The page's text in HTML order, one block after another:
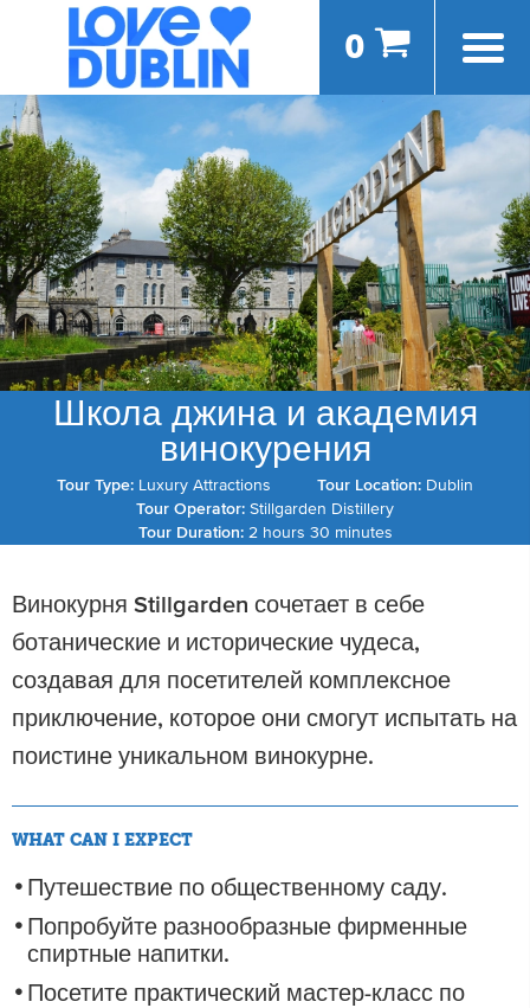
0
Школа джина и академия
винокурения
Tour Type: Luxury Attractions Tour Location: Dublin
Tour Operator: Stillgarden Distillery
Tour Duration: 2 hours 30 minutes
Винокурня Stillgarden сочетает в себе
ботанические и исторические чудеса,
создавая для посетителей комплексное
приключение, которое они смогут испытать на
поистине уникальном винокурне.
WHAT CAN I EXPECT
Путешествие по общественному саду.
Попробуйте разнообразные фирменные
спиртные напитки.
Посетите практический мастер-класс по